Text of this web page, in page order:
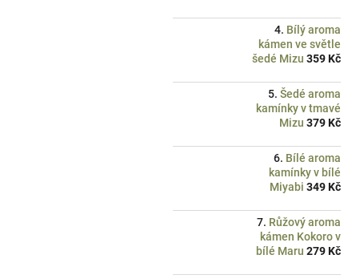
Bílý aroma
kámen ve světle
šedé Mizu 359 Kč
Šedé aroma
kamínky v tmavé
Mizu 379 Kč
Bílé aroma
kamínky v bílé
Miyabi 349 Kč
Růžový aroma
kámen Kokoro v
bílé Maru 279 Kč